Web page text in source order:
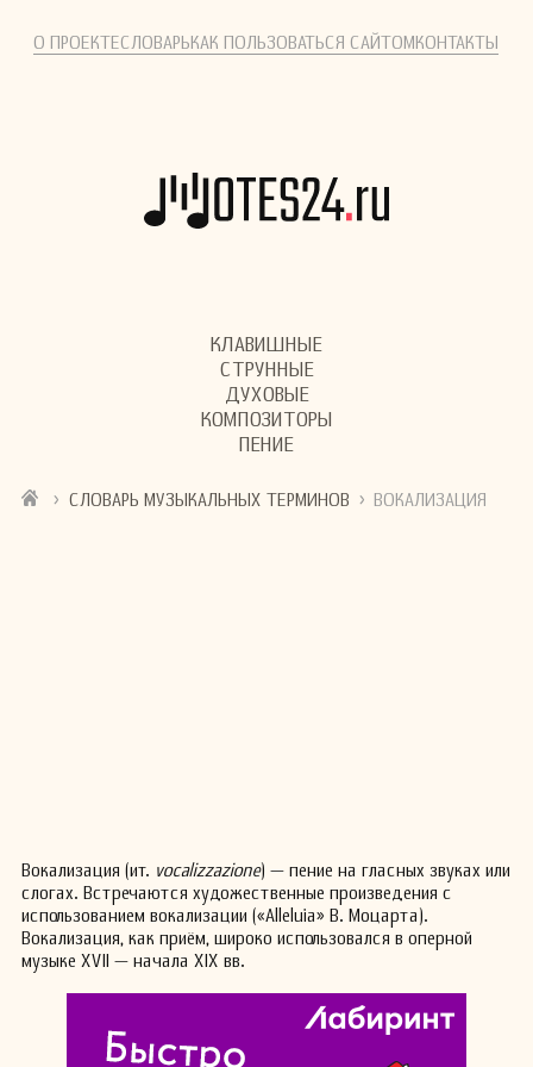
О ПРОЕКТЕСЛОВАРЬКАК ПОЛЬЗОВАТЬСЯ САЙТОМКОНТАКТЫ
КЛАВИШНЫЕ
СТРУННЫЕ
ДУХОВЫЕ
КОМПОЗИТОРЫ
ПЕНИЕ
› СЛОВАРЬ МУЗЫКАЛЬНЫХ ТЕРМИНОВ › ВОКАЛИЗАЦИЯ
Вокализация (ит. vocalizzazione) — пение на гласных звуках или
слогах. Встречаются художественные произведения с
использованием вокализации («Alleluia» В. Моцарта).
Вокализация, как приём, широко использовался в оперной
музыке XVII — начала XIX вв.